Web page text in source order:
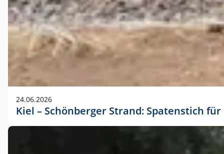
24.06.2026
Kiel – Schönberger Strand: Spatenstich